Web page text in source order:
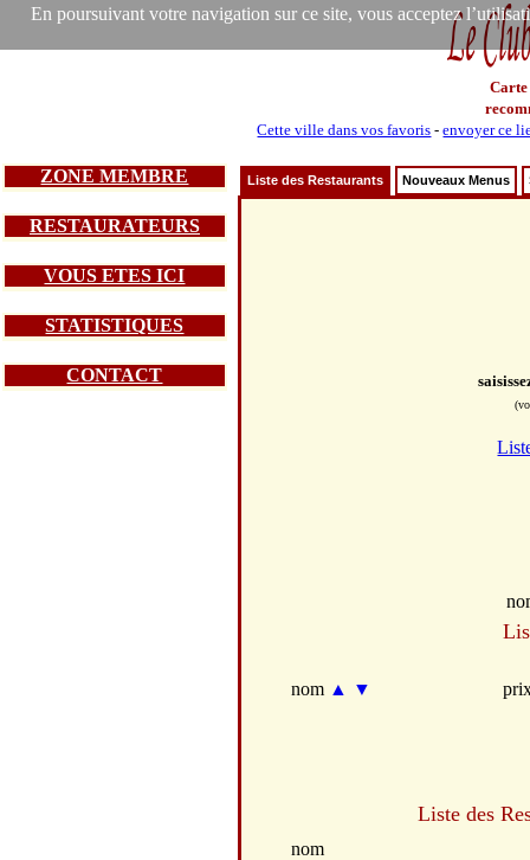
En poursuivant votre navigation sur ce site, vous acceptez
Carte
Cette ville dans vos favoris -envoyer ce
ZONE MEMBRE
RESTAURATEURS
VOUS ETES ICI
STATISTIQUES
CONTACT
Liste des Restaurants Nouveaux Menus
nom ▲ ▼
Liste des
nom